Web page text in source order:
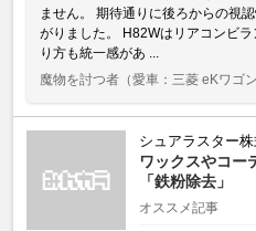
ません。 期待通りに後ろからの視
がりました。 H82Wはリアコンビ
り方も統一感があ ...
魔物を討つ者 （愛車：三菱 eKワゴン
シュアラスター
ワックスやコー
「鉄粉除去」
オススメ記事